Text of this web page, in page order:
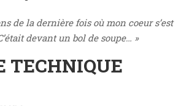
de la dernière fois où mon coeur s’est
devant un bol de soupe… »
TECHNIQUE